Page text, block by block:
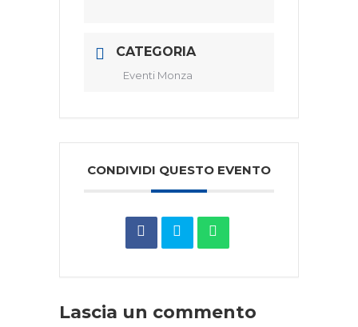
CATEGORIA
Eventi Monza
CONDIVIDI QUESTO EVENTO
Lascia un commento